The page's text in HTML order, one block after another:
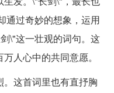
通过奇妙的想象，运用
\"这一壮观的词句。这
人心中的共同意愿。
这首词里也有直抒胸